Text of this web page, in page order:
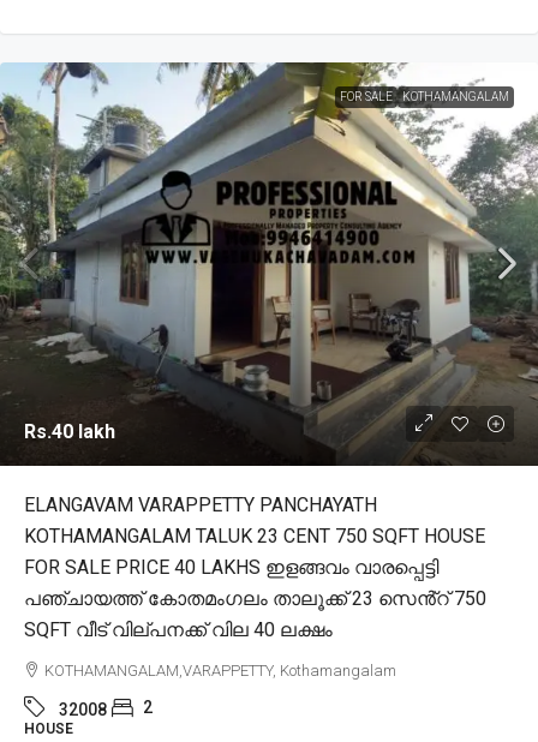
FOR SALE KOTHAMANGALAM
Rs.40 lakh
ELANGAVAM VARAPPETTY PANCHAYATH
KOTHAMANGALAM TALUK 23 CENT 750 SQFT HOUSE
FOR SALE PRICE 40 LAKHS ഇളങ്ങവം വാരപ്പെട്ടി
പഞ്ചായത്ത് കോതമംഗലം താലൂക്ക് 23 സെൻ്റ് 750
SQFT വീട് വില്പനക്ക് വില 40 ലക്ഷം
KOTHAMANGALAM,VARAPPETTY, Kothamangalam
32008 2
HOUSE